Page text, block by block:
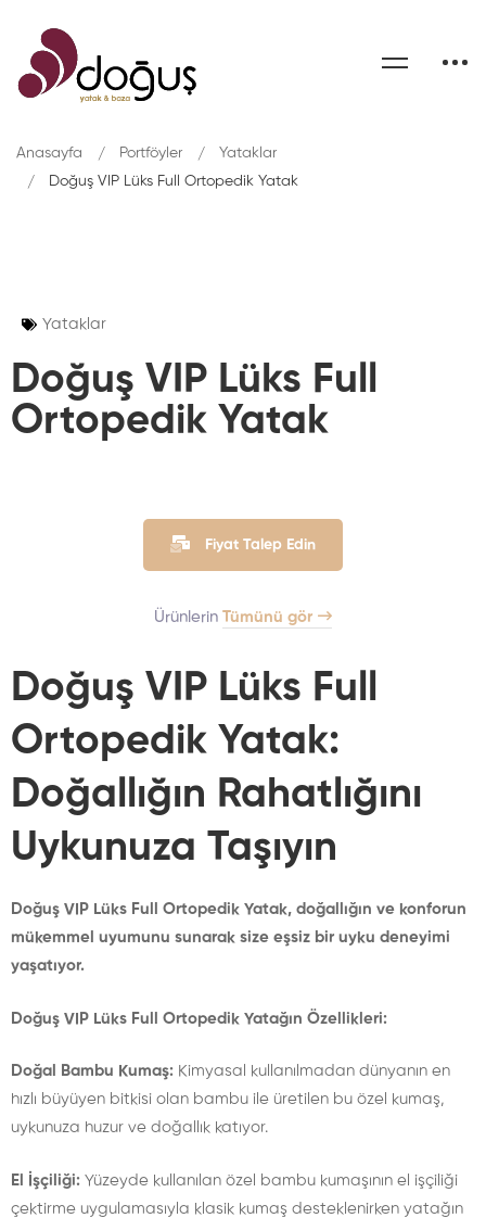
Anasayfa Portföyler
Yataklar
Doğuş VIP Lüks Full Ortopedik Yatak
Yataklar
Doğuş VIP Lüks Full
Ortopedik Yatak
Fiyat Talep Edin
Ürünlerin Tümünü gör
Doğuş VIP Lüks Full
Ortopedik Yatak:
Doğallığın Rahatlığını
Uykunuza Taşıyın
Doğuş VIP Lüks Full Ortopedik Yatak, doğallığın ve konforun
mükemmel uyumunu sunarak size eşsiz bir uyku deneyimi
yaşatıyor.
Doğuş VIP Lüks Full Ortopedik Yatağın Özellikleri:
Doğal Bambu Kumaş: Kimyasal kullanılmadan dünyanın en
hızlı büyüyen bitkisi olan bambu ile üretilen bu özel kumaş,
uykunuza huzur ve doğallık katıyor.
El İşçiliği: Yüzeyde kullanılan özel bambu kumaşının el işçiliği
çektirme uygulamasıyla klasik kumaş desteklenirken yatağın